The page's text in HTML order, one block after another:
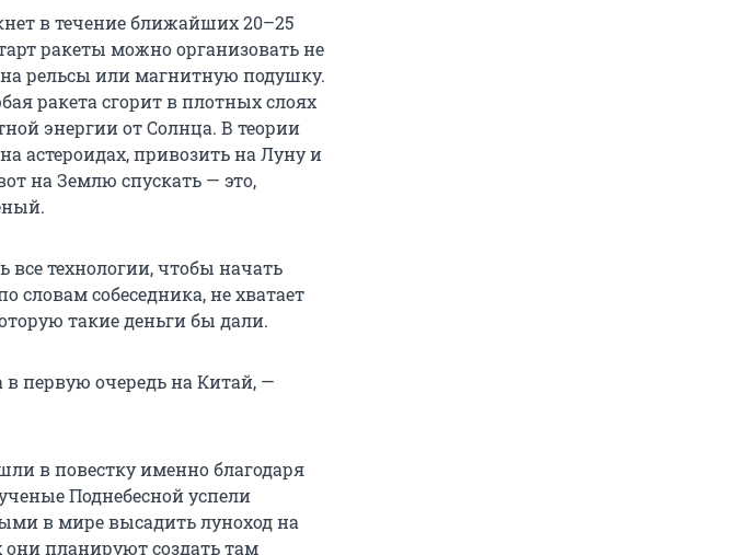
в течение ближайших 20–25
ракеты можно организовать не
рельсы или магнитную подушку.
ракета сгорит в плотных слоях
энергии от Солнца. В теории
астероидах, привозить на Луну и
на Землю спускать — это,
все технологии, чтобы начать
словам собеседника, не хватает
такие деньги бы дали.
первую очередь на Китай, —
в повестку именно благодаря
Поднебесной успели
в мире высадить луноход на
планируют создать там